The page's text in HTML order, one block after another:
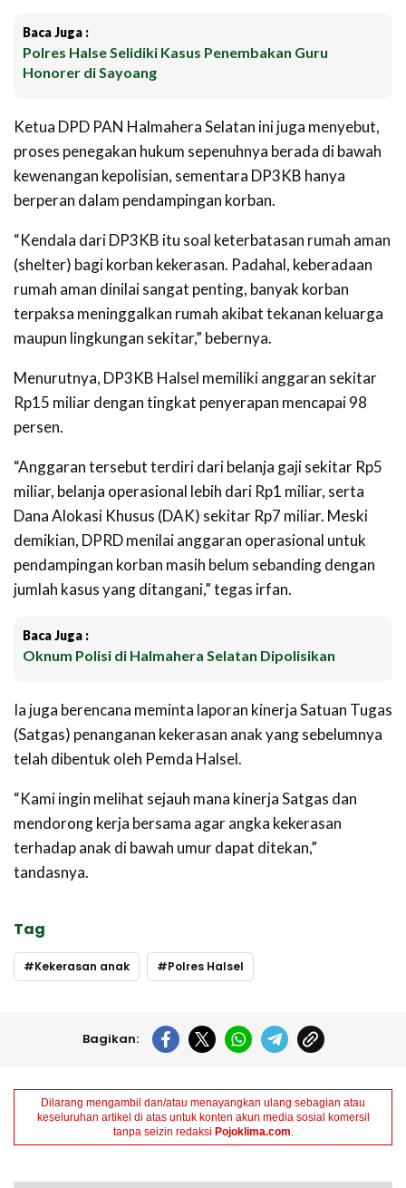
Baca Juga :
Polres Halse Selidiki Kasus Penembakan Guru
Honorer di Sayoang
Ketua DPD PAN Halmahera Selatan ini juga menyebut,
proses penegakan hukum sepenuhnya berada di bawah
kewenangan kepolisian, sementara DP3KB hanya
berperan dalam pendampingan korban.
“Kendala dari DP3KB itu soal keterbatasan rumah aman
(shelter) bagi korban kekerasan. Padahal, keberadaan
rumah aman dinilai sangat penting, banyak korban
terpaksa meninggalkan rumah akibat tekanan keluarga
maupun lingkungan sekitar,” bebernya.
Menurutnya, DP3KB Halsel memiliki anggaran sekitar
Rp15 miliar dengan tingkat penyerapan mencapai 98
persen.
“Anggaran tersebut terdiri dari belanja gaji sekitar Rp5
miliar, belanja operasional lebih dari Rp1 miliar, serta
Dana Alokasi Khusus (DAK) sekitar Rp7 miliar. Meski
demikian, DPRD menilai anggaran operasional untuk
pendampingan korban masih belum sebanding dengan
jumlah kasus yang ditangani,” tegas irfan.
Baca Juga :
Oknum Polisi di Halmahera Selatan Dipolisikan
Ia juga berencana meminta laporan kinerja Satuan Tugas
(Satgas) penanganan kekerasan anak yang sebelumnya
telah dibentuk oleh Pemda Halsel.
“Kami ingin melihat sejauh mana kinerja Satgas dan
mendorong kerja bersama agar angka kekerasan
terhadap anak di bawah umur dapat ditekan,”
tandasnya.
Tag
Kekerasan anak Polres Halsel
Bagikan:
Dilarang mengambil dan/atau menayangkan ulang sebagian atau
keseluruhan artikel di atas untuk konten akun media sosial komersil
tanpa seizin redaksi Pojoklima.com.